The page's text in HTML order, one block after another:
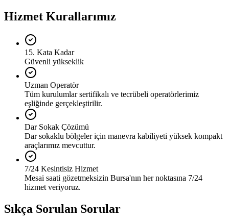
Hizmet Kurallarımız
15. Kata Kadar
Güvenli yükseklik
Uzman Operatör
Tüm kurulumlar sertifikalı ve tecrübeli operatörlerimiz
eşliğinde gerçekleştirilir.
Dar Sokak Çözümü
Dar sokaklu bölgeler için manevra kabiliyeti yüksek kompakt
araçlarımız mevcuttur.
7/24 Kesintisiz Hizmet
Mesai saati gözetmeksizin Bursa'nın her noktasına 7/24
hizmet veriyoruz.
Sıkça Sorulan Sorular